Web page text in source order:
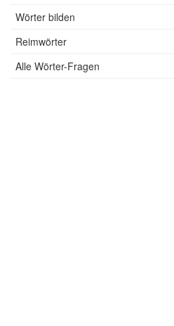
Wörter bilden
Reimwörter
Alle Wörter-Fragen